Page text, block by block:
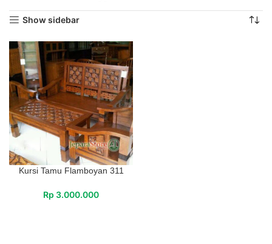
Show sidebar
Kursi Tamu Flamboyan 311
Rp 3.000.000